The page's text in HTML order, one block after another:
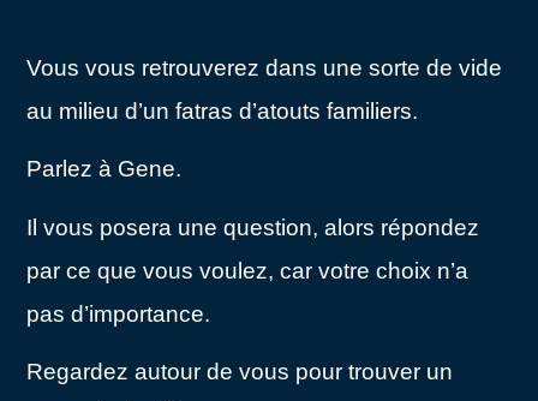
Vous vous retrouverez dans une sorte de vide
au milieu d’un fatras d’atouts familiers.
Parlez à Gene.
Il vous posera une question, alors répondez
par ce que vous voulez, car votre choix n’a
pas d’importance.
Regardez autour de vous pour trouver un